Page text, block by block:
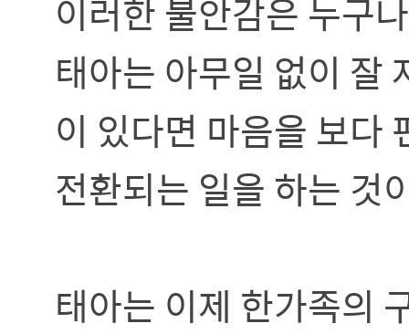
이러한 불안감은 누구
태아는 아무일 없이 잘
이 있다면 마음을 보다
전환되는 일을 하는 것
태아는 이제 한가족의